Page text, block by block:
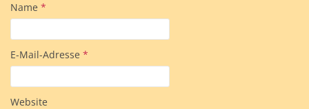
Name *
E-Mail-Adresse *
Website